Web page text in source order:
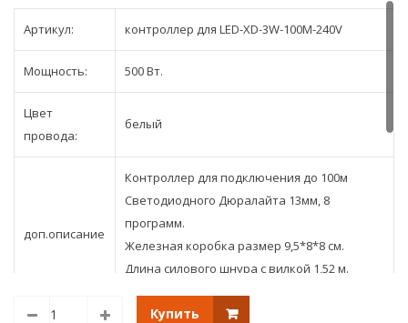
Артикул: контроллер для LED-XD-3W-100М-240V
Мощность: 500 Вт.
Цвет
провода:
белый
доп.описание
Контроллер для подключения до 100м
Светодиодного Дюралайта 13мм, 8
программ.
Железная коробка размер 9,5*8*8 см.
Длина силового шнура с вилкой 1,52 м.
Купить